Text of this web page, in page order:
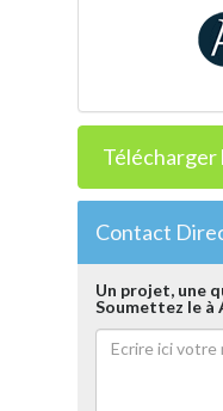
Télécharger
Contact
Un projet, une
Soumettez le à